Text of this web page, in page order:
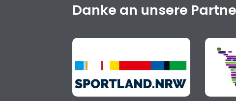
Danke an unsere